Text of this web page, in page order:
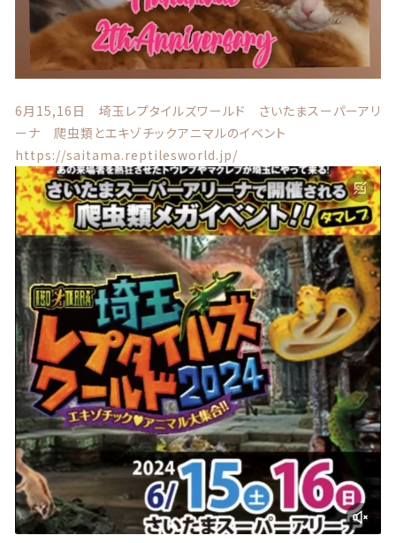
6月15,16日 埼玉レプタイルズワールド さいたまスーパーアリ
ーナ 爬虫類とエキゾチックアニマルのイベント
https://saitama.reptilesworld.jp/
セール商品
商品一覧
最近チェックした商品
注文履歴
ご利用ガイド
当店について
ブログ
よくある質問
プライバシーポリシー
特定商取引法に基づく表記
うちの子写真追加、ラッピング
ラッピング